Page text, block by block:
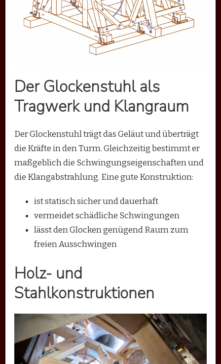
Der Glockenstuhl als
Tragwerk und Klangraum
Der Glockenstuhl trägt das Geläut und überträgt
die Kräfte in den Turm. Gleichzeitig bestimmt er
maßgeblich die Schwingungseigenschaften und
die Klangabstrahlung. Eine gute Konstruktion:
ist statisch sicher und dauerhaft
vermeidet schädliche Schwingungen
lässt den Glocken genügend Raum zum
freien Ausschwingen
Holz- und
Stahlkonstruktionen